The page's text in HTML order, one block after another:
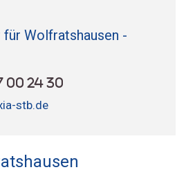
Wolfratshausen -
00 24 30
stb.de